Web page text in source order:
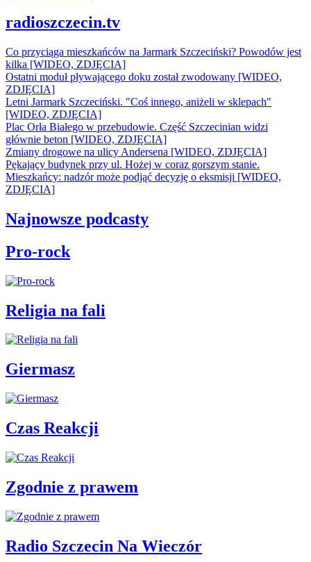
radioszczecin.tv
Co przyciąga mieszkańców na Jarmark Szczeciński? Powodów jest
kilka [WIDEO, ZDJĘCIA]
Ostatni moduł pływającego doku został zwodowany [WIDEO,
ZDJĘCIA]
Letni Jarmark Szczeciński. "Coś innego, aniżeli w sklepach"
[WIDEO, ZDJĘCIA]
Plac Orła Białego w przebudowie. Część Szczecinian widzi
głównie beton [WIDEO, ZDJĘCIA]
Zmiany drogowe na ulicy Andersena [WIDEO, ZDJĘCIA]
Pękający budynek przy ul. Hożej w coraz gorszym stanie.
Mieszkańcy: nadzór może podjąć decyzję o eksmisji [WIDEO,
ZDJĘCIA]
Najnowsze podcasty
Pro-rock
Religia na fali
Giermasz
Czas Reakcji
Zgodnie z prawem
Radio Szczecin Na Wieczór